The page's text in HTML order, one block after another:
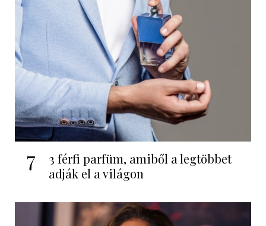
7
3 férfi parfüm, amiből a legtöbbet
adják el a világon